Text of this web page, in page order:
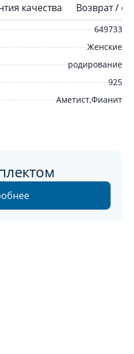
качества Возврат /
649733
Женские
родирование
925
Аметист,Фианит